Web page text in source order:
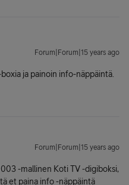
Forum|Forum|15 years ago
ja painoin info-näppäintä.
Forum|Forum|15 years ago
-mallinen Koti TV -digiboksi,
et paina info -näppäintä